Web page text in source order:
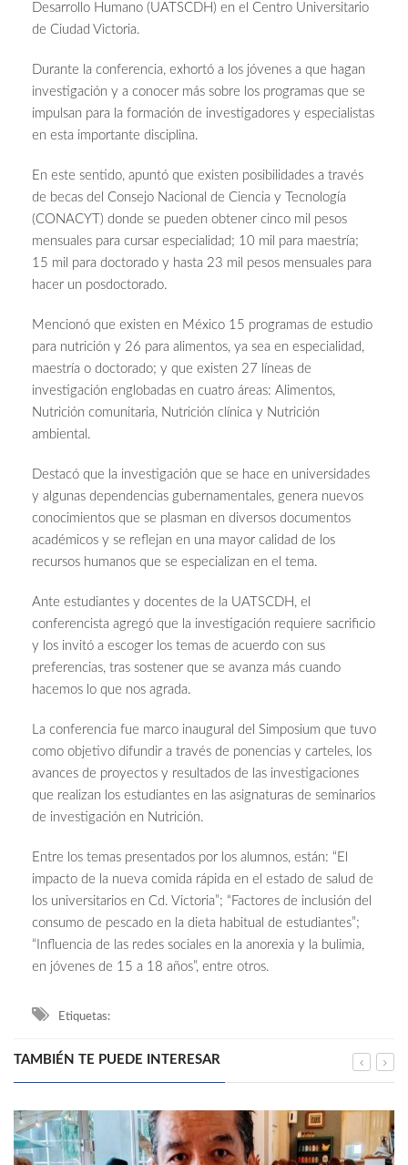
Desarrollo Humano (UATSCDH) en el Centro Universitario
de Ciudad Victoria.
Durante la conferencia, exhortó a los jóvenes a que hagan
investigación y a conocer más sobre los programas que se
impulsan para la formación de investigadores y especialistas
en esta importante disciplina.
En este sentido, apuntó que existen posibilidades a través
de becas del Consejo Nacional de Ciencia y Tecnología
(CONACYT) donde se pueden obtener cinco mil pesos
mensuales para cursar especialidad; 10 mil para maestría;
15 mil para doctorado y hasta 23 mil pesos mensuales para
hacer un posdoctorado.
Mencionó que existen en México 15 programas de estudio
para nutrición y 26 para alimentos, ya sea en especialidad,
maestría o doctorado; y que existen 27 líneas de
investigación englobadas en cuatro áreas: Alimentos,
Nutrición comunitaria, Nutrición clínica y Nutrición
ambiental.
Destacó que la investigación que se hace en universidades
y algunas dependencias gubernamentales, genera nuevos
conocimientos que se plasman en diversos documentos
académicos y se reflejan en una mayor calidad de los
recursos humanos que se especializan en el tema.
Ante estudiantes y docentes de la UATSCDH, el
conferencista agregó que la investigación requiere sacrificio
y los invitó a escoger los temas de acuerdo con sus
preferencias, tras sostener que se avanza más cuando
hacemos lo que nos agrada.
La conferencia fue marco inaugural del Simposium que tuvo
como objetivo difundir a través de ponencias y carteles, los
avances de proyectos y resultados de las investigaciones
que realizan los estudiantes en las asignaturas de seminarios
de investigación en Nutrición.
Entre los temas presentados por los alumnos, están: “El
impacto de la nueva comida rápida en el estado de salud de
los universitarios en Cd. Victoria”; “Factores de inclusión del
consumo de pescado en la dieta habitual de estudiantes”;
“Influencia de las redes sociales en la anorexia y la bulimia,
en jóvenes de 15 a 18 años”, entre otros.
Etiquetas:
TAMBIÉN TE PUEDE INTERESAR